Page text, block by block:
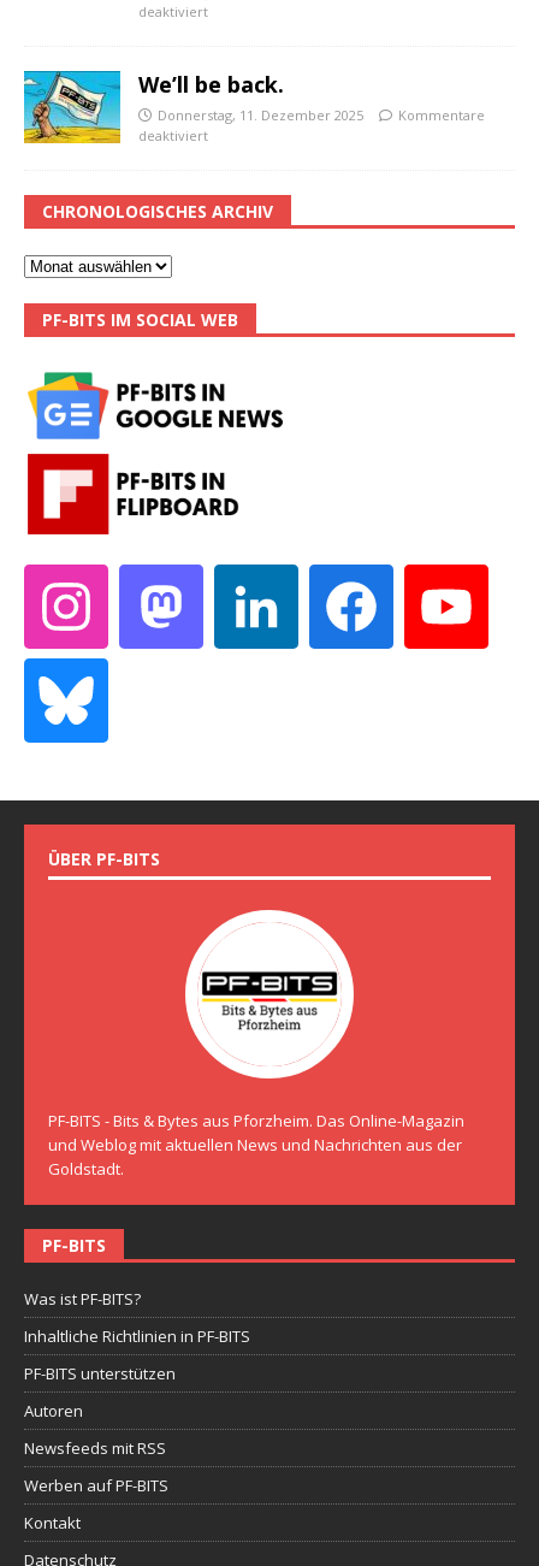
deaktiviert
We’ll be back.
Donnerstag, 11. Dezember 2025
Kommentare
deaktiviert
CHRONOLOGISCHES ARCHIV
PF-BITS IM SOCIAL WEB
ÜBER PF-BITS
PF-BITS - Bits & Bytes aus Pforzheim. Das Online-Magazin
und Weblog mit aktuellen News und Nachrichten aus der
Goldstadt.
PF-BITS
Was ist PF-BITS?
Inhaltliche Richtlinien in PF-BITS
PF-BITS unterstützen
Autoren
Newsfeeds mit RSS
Werben auf PF-BITS
Kontakt
Datenschutz